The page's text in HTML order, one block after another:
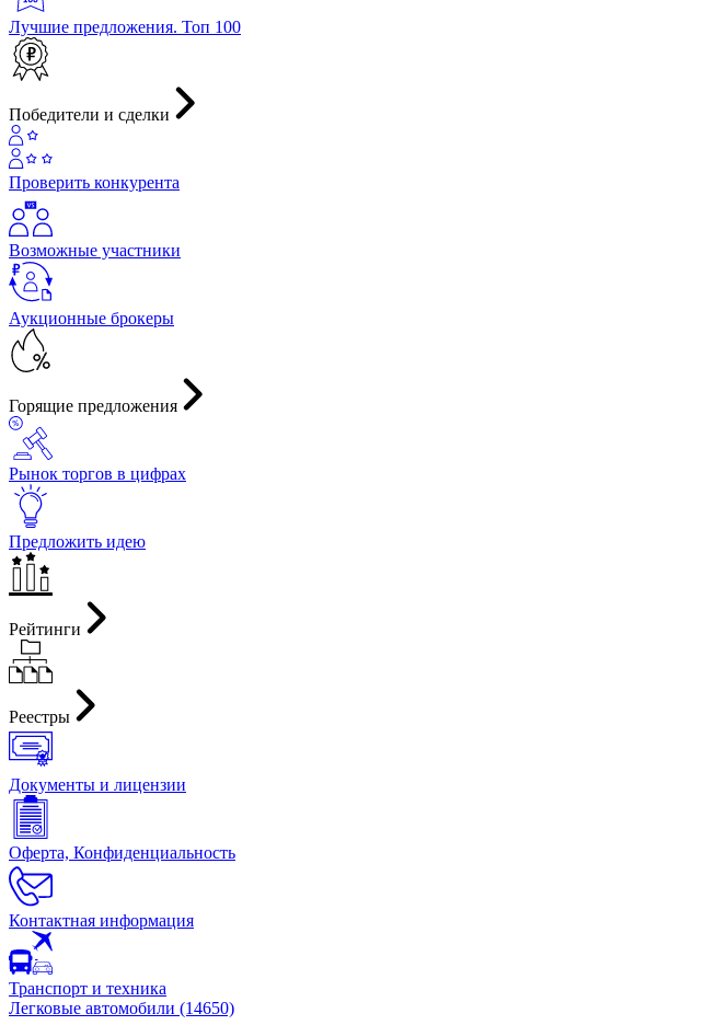
Лучшие предложения. Топ 100
Победители и сделки
Проверить конкурента
Возможные участники
Аукционные брокеры
Горящие предложения
Рынок торгов в цифрах
Предложить идею
Рейтинги
Реестры
Документы и лицензии
Оферта, Конфиденциальность
Контактная информация
Транспорт и техника
Легковые автомобили (14650)